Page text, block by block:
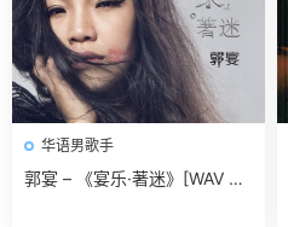
华语男歌手
郭宴 – 《宴乐·著迷》[WAV 无